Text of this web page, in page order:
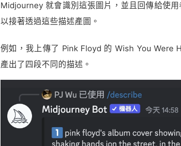
Midjourney 就會識別這張圖片，並且回傳給使
以接著透過這些描述產圖。
例如，我上傳了 Pink Floyd 的 Wish You Were
產出了四段不同的描述。